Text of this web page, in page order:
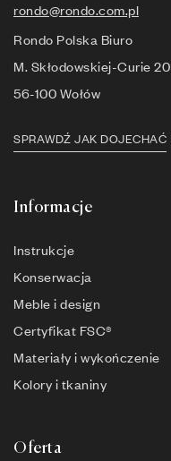
rondo@rondo.com.pl
Rondo Polska Biuro
M. Skłodowskiej-Curie 20
56-100 Wołów
SPRAWDŹ JAK DOJECHAĆ
Informacje
Instrukcje
Konserwacja
Meble i design
Certyfikat FSC®
Materiały i wykończenie
Kolory i tkaniny
Oferta